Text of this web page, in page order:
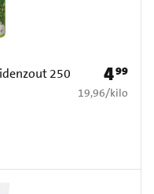
250
Prijs: €
499
€ 19,96 per kilo
19,96/kilo